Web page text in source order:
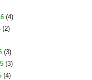
(4)
(2)
(3)
(3)
(4)